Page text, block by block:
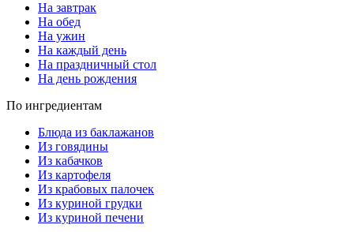
На завтрак
На обед
На ужин
На каждый день
На праздничный стол
На день рождения
По ингредиентам
Блюда из баклажанов
Из говядины
Из кабачков
Из картофеля
Из крабовых палочек
Из куриной грудки
Из куриной печени